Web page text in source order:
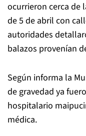
ocurrieron cerca de
de 5 de abril con
autoridades
balazos provenían
Según informa la
de gravedad ya
hospitalario
médica.